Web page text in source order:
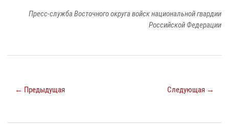
Пресс-служба Восточного округа войск национальной гвардии
Российской Федерации
← Предыдущая Следующая →